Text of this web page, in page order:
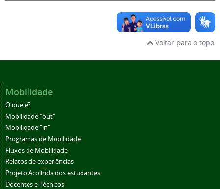
Voltar para o topo
Mobilidade
O que é?
Mobilidade "out"
Mobilidade "in"
Programas de Mobilidade
Fluxos de Mobilidade
Relatos de experiências
Projeto Acolhida dos estudantes
Docentes e Técnicos